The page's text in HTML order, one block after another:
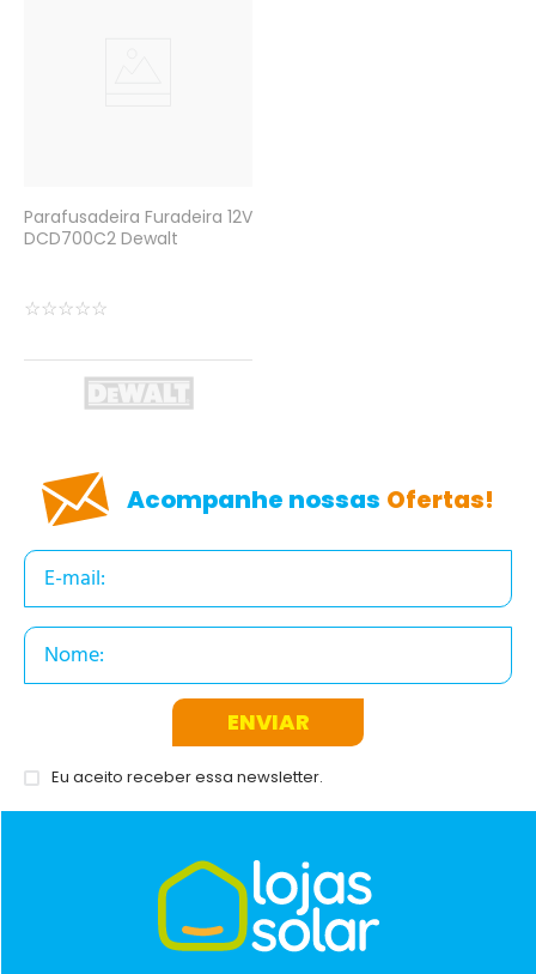
Parafusadeira Furadeira 12V
DCD700C2 Dewalt
☆☆☆☆☆
Acompanhe nossas Ofertas!
ENVIAR
Eu aceito receber essa newsletter.